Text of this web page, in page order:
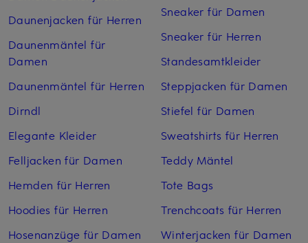
Daunenjacken für Herren
Daunenmäntel für
Damen
Daunenmäntel für Herren
Dirndl
Elegante Kleider
Felljacken für Damen
Hemden für Herren
Hoodies für Herren
Hosenanzüge für Damen
Sneaker für Damen
Sneaker für Herren
Standesamtkleider
Steppjacken für Damen
Stiefel für Damen
Sweatshirts für Herren
Teddy Mäntel
Tote Bags
Trenchcoats für Herren
Winterjacken für Damen